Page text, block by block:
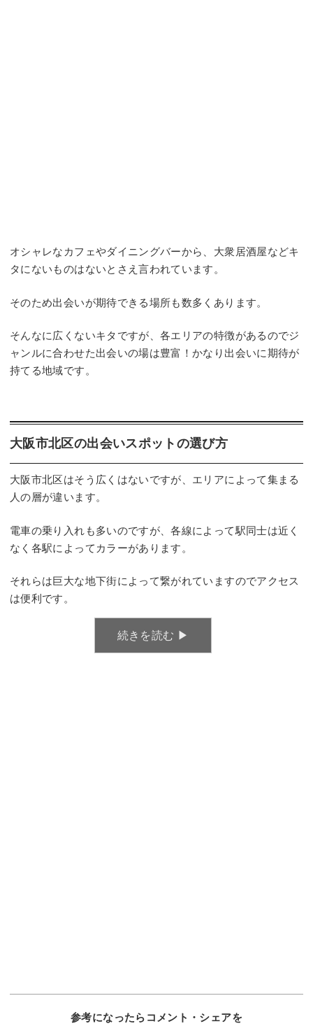
オシャレなカフェやダイニングバーから、大衆居酒屋などキ
タにないものはないとさえ言われています。
そのため出会いが期待できる場所も数多くあります。
そんなに広くないキタですが、各エリアの特徴があるのでジ
ャンルに合わせた出会いの場は豊富！かなり出会いに期待が
持てる地域です。
大阪市北区の出会いスポットの選び方
大阪市北区はそう広くはないですが、エリアによって集まる
人の層が違います。
電車の乗り入れも多いのですが、各線によって駅同士は近く
なく各駅によってカラーがあります。
それらは巨大な地下街によって繋がれていますのでアクセス
は便利です。
続きを読む ▶︎
参考になったらコメント・シェアを